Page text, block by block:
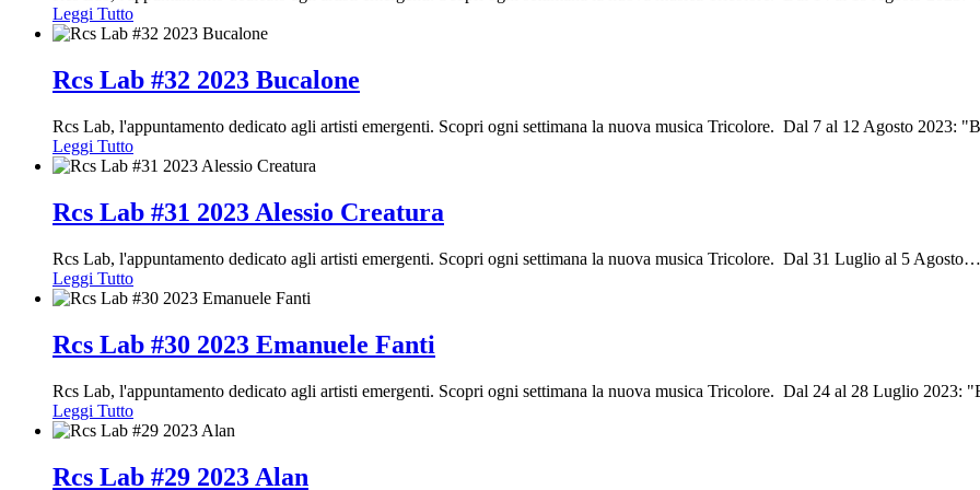
Leggi Tutto
Rcs Lab #32 2023 Bucalone
Rcs Lab, l'appuntamento dedicato agli artisti emergenti. Scopri ogni settimana la nuova musica Tricolore. Dal 7 al 12 Agosto 2023:
Leggi Tutto
Rcs Lab #31 2023 Alessio Creatura
Rcs Lab, l'appuntamento dedicato agli artisti emergenti. Scopri ogni settimana la nuova musica Tricolore. Dal 31 Luglio al 5 Agosto…
Leggi Tutto
Rcs Lab #30 2023 Emanuele Fanti
Rcs Lab, l'appuntamento dedicato agli artisti emergenti. Scopri ogni settimana la nuova musica Tricolore. Dal 24 al 28 Luglio 2023:
Leggi Tutto
Rcs Lab #29 2023 Alan